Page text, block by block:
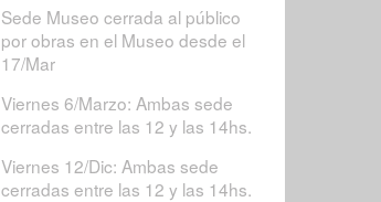
Sede Museo cerrada al público
por obras en el Museo desde el
17/Mar
Viernes 6/Marzo: Ambas sede
cerradas entre las 12 y las 14hs.
Viernes 12/Dic: Ambas sede
cerradas entre las 12 y las 14hs.